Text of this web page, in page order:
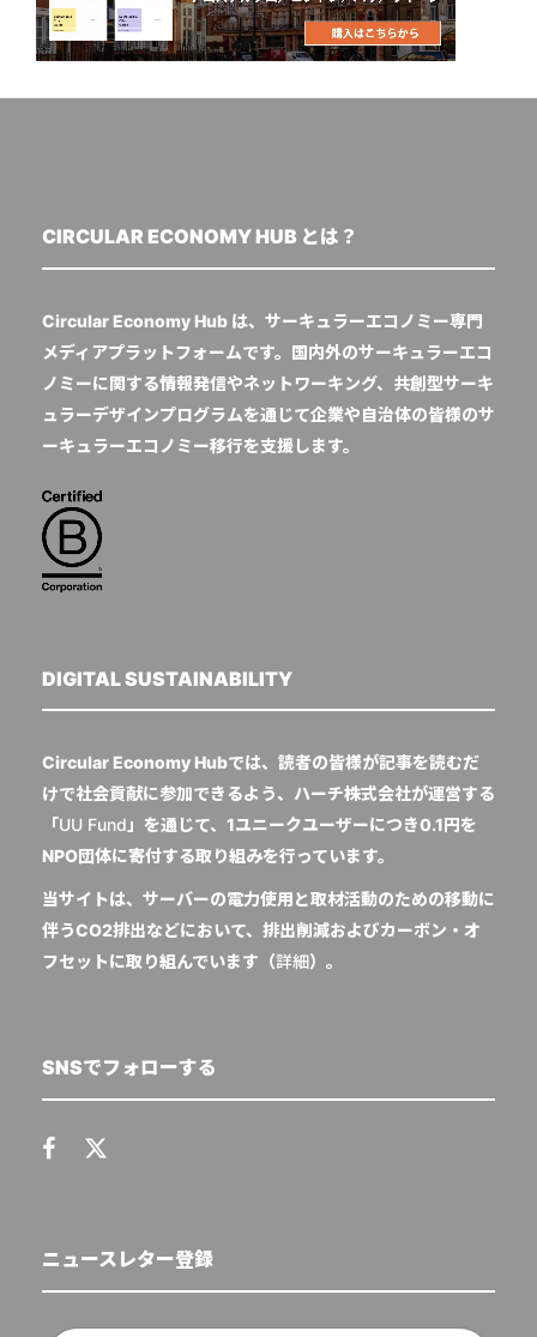
CIRCULAR ECONOMY HUB とは？
Circular Economy Hub は、サーキュラーエコノミー専門
メディアプラットフォームです。国内外のサーキュラーエコ
ノミーに関する情報発信やネットワーキング、共創型サーキ
ュラーデザインプログラムを通じて企業や自治体の皆様のサ
ーキュラーエコノミー移行を支援します。
DIGITAL SUSTAINABILITY
Circular Economy Hubでは、読者の皆様が記事を読むだ
けで社会貢献に参加できるよう、ハーチ株式会社が運営する
「UU Fund 」を通じて、1ユニークユーザーにつき0.1円を
NPO団体に寄付する取り組みを行っています。
当サイトは、サーバーの電力使用と取材活動のための移動に
伴うCO2排出などにおいて、排出削減およびカーボン・オ
フセットに取り組んでいます（詳細）。
SNSでフォローする
ニュースレター登録